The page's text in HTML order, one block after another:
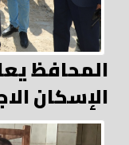
المحافظ
الإسكان